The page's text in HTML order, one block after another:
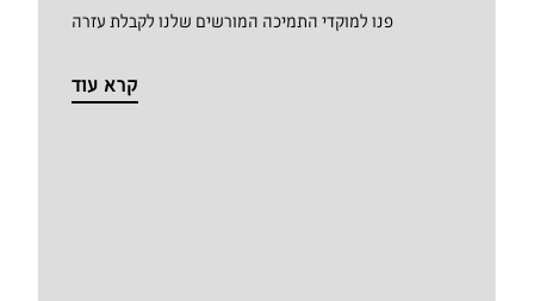
פנו למוקדי התמיכה המורשים שלנו לקבלת עזרה
קרא עוד